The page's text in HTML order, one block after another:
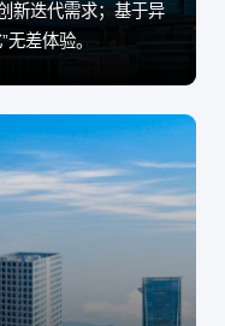
新迭代需求；基于异
差体验。